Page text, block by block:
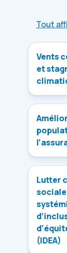
Tout
Vents
et
Lutter
(IDEA)